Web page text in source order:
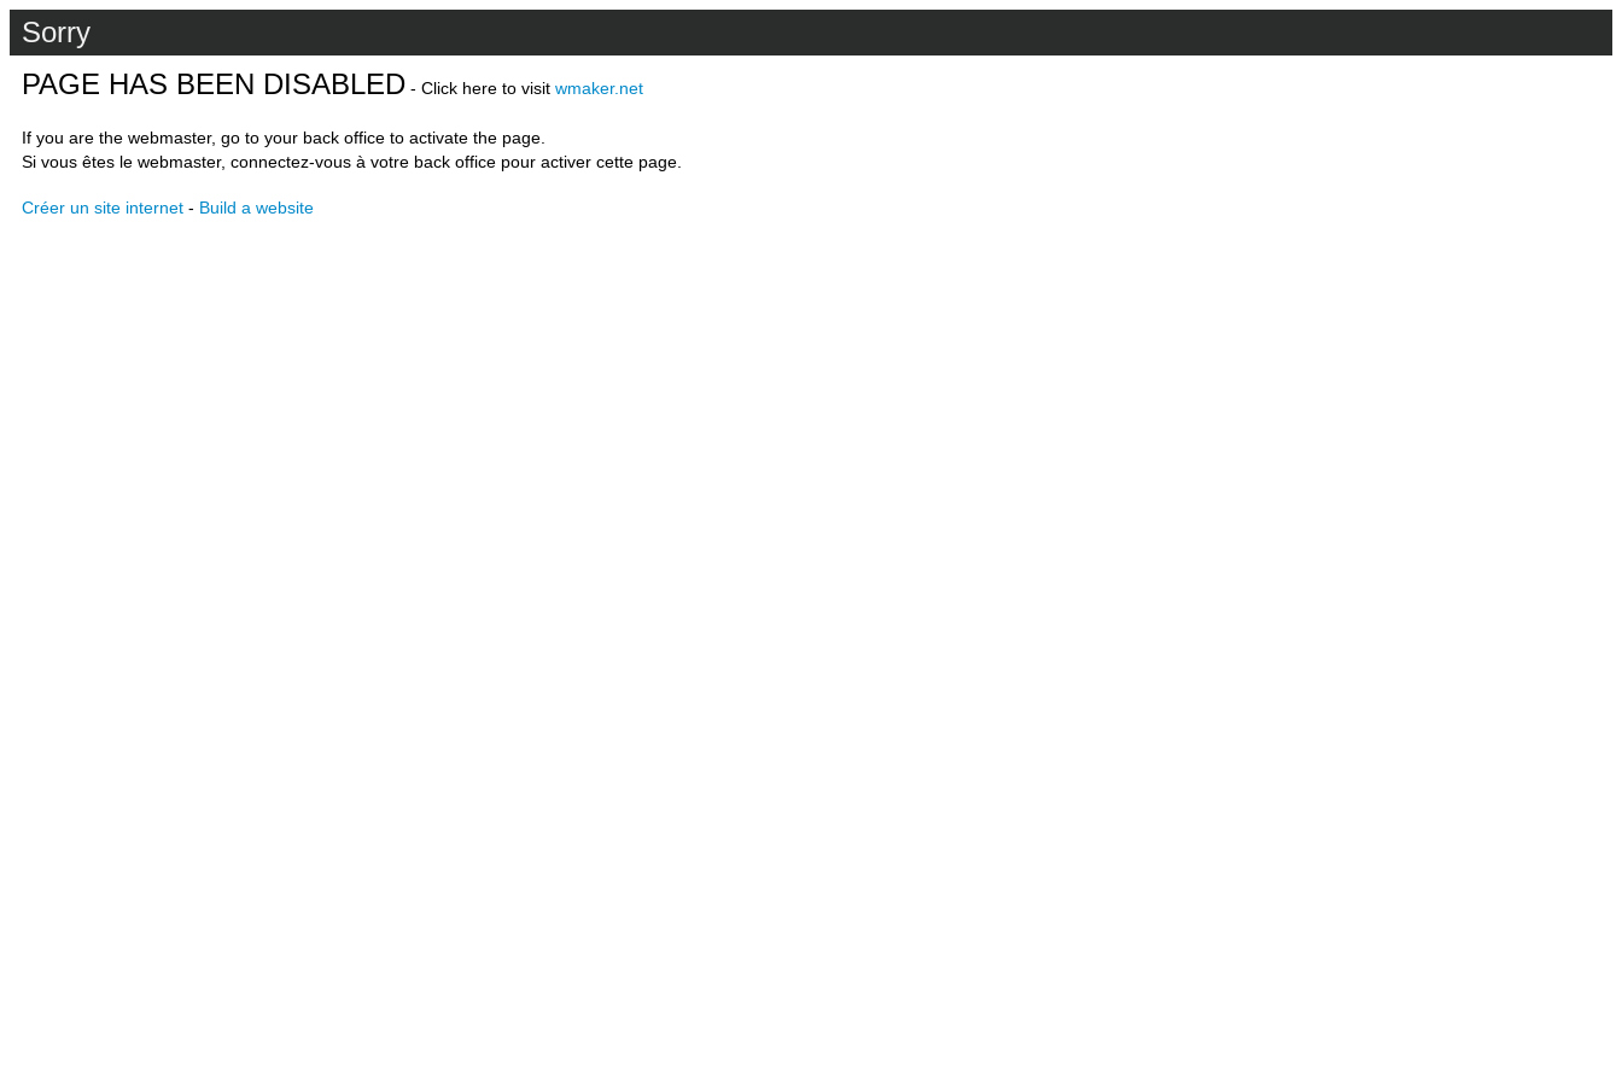
Sorry
PAGE HAS BEEN DISABLED - Click here to visit wmaker.net
If you are the webmaster, go to your back office to activate the page.
Si vous êtes le webmaster, connectez-vous à votre back office pour activer cette page.
Créer un site internet - Build a website